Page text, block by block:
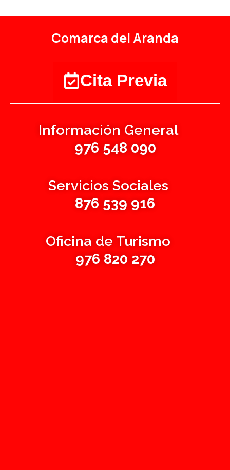
Comarca del Aranda
Cita Previa
Información General
976 548 090
Servicios Sociales
876 539 916
Oficina de Turismo
976 820 270